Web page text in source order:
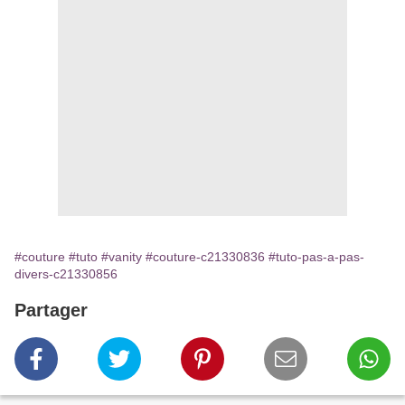
#couture #tuto #vanity #couture-c21330836 #tuto-pas-a-pas-
divers-c21330856
Partager